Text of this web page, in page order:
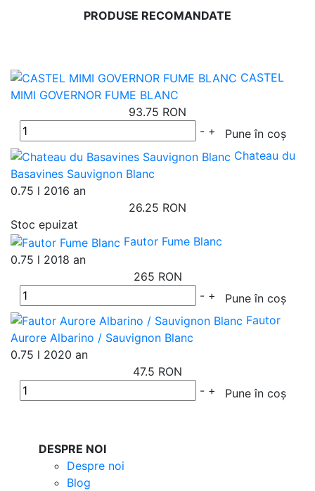
PRODUSE RECOMANDATE
CASTEL
MIMI GOVERNOR FUME BLANC
93.75 RON
- +
Pune în coș
Chateau du
Basavines Sauvignon Blanc
0.75 l 2016 an
26.25 RON
Stoc epuizat
Fautor Fume Blanc
0.75 l 2018 an
265 RON
- +
Pune în coș
Fautor
Aurore Albarino / Sauvignon Blanc
0.75 l 2020 an
47.5 RON
- + Pune în coș
DESPRE NOI
Despre noi
Blog